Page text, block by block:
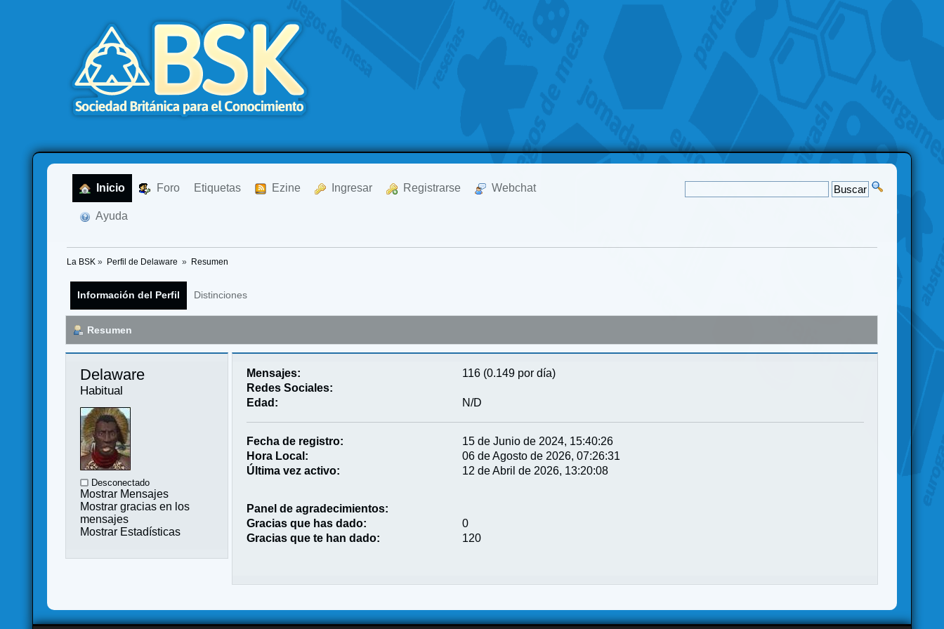
Inicio Foro Etiquetas Ezine Ingresar Registrarse Webchat
Ayuda
La BSK » Perfil de Delaware » Resumen
Información del Perfil Distinciones
Resumen
Delaware
Habitual
Desconectado
Mostrar Mensajes
Mostrar gracias en los
mensajes
Mostrar Estadísticas
Mensajes:
116 (0.149 por día)
Redes Sociales:
Edad:
N/D
Fecha de registro:
15 de Junio de 2024, 15:40:26
Hora Local:
06 de Agosto de 2026, 07:26:31
Última vez activo:
12 de Abril de 2026, 13:20:08
Panel de agradecimientos:
Gracias que has dado:
0
Gracias que te han dado:
120